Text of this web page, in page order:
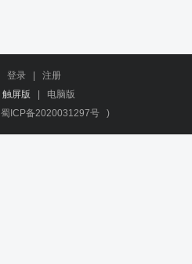
登录
注册
触屏版
电脑版
蜀ICP备2020031297号 )